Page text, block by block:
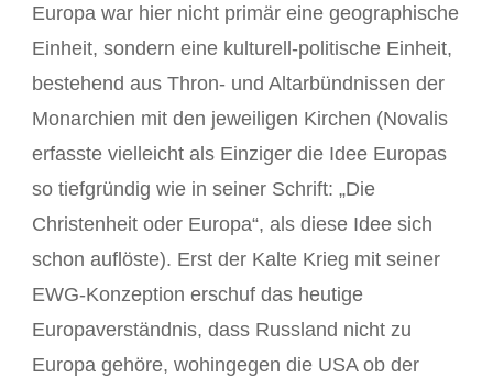
Europa war hier nicht primär eine geographische
Einheit, sondern eine kulturell-politische Einheit,
bestehend aus Thron- und Altarbündnissen der
Monarchien mit den jeweiligen Kirchen (Novalis
erfasste vielleicht als Einziger die Idee Europas
so tiefgründig wie in seiner Schrift: „Die
Christenheit oder Europa“, als diese Idee sich
schon auflöste). Erst der Kalte Krieg mit seiner
EWG-Konzeption erschuf das heutige
Europaverständnis, dass Russland nicht zu
Europa gehöre, wohingegen die USA ob der